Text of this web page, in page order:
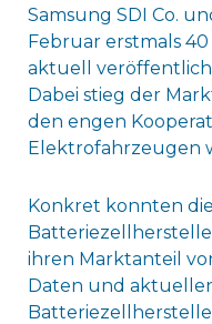
Samsung SDI Co.
Februar erstmals
aktuell
Dabei stieg der
den engen
Elektrofahrzeugen
Konkret konnten
ihren Marktanteil
Daten und